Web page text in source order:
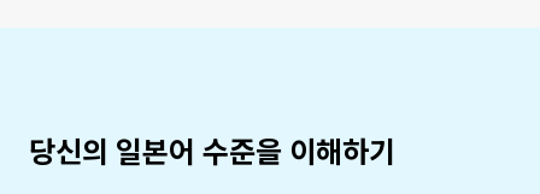
당신의 일본어 수준을 이해하기